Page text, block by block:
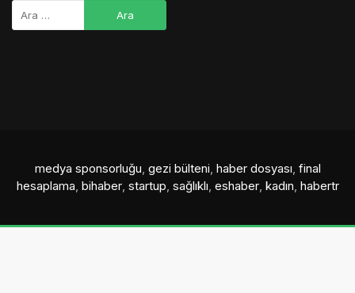
medya sponsorluğu, gezi bülteni, haber dosyası, final
hesaplama, bihaber, startup, sağlıklı, eshaber, kadın, habertr